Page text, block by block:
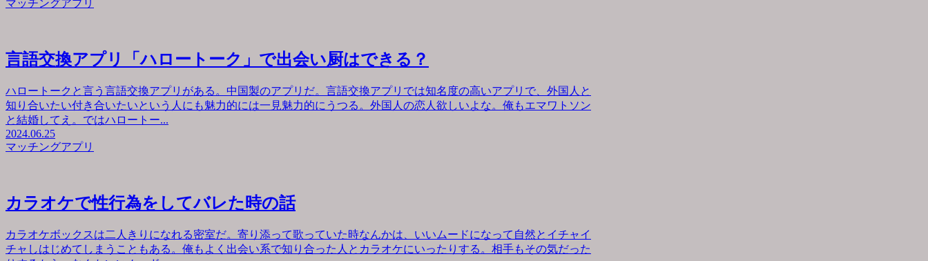
マッチングアプリ
言語交換アプリ「ハロートーク」で出会い厨はできる？
ハロートークと言う言語交換アプリがある。中国製のアプリだ。言語交換アプリでは知名度の高いアプリで、外国人と
知り合いたい付き合いたいという人にも魅力的には一見魅力的にうつる。外国人の恋人欲しいよな。俺もエマワトソン
と結婚してえ。ではハロートー...
2024.06.25
マッチングアプリ
カラオケで性行為をしてバレた時の話
カラオケボックスは二人きりになれる密室だ。寄り添って歌っていた時なんかは、いいムードになって自然とイチャイ
チャしはじめてしまうこともある。俺もよく出会い系で知り合った人とカラオケにいったりする。相手もその気だった